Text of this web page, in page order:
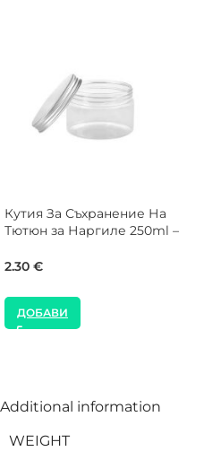
Кутия За Съхранение На
Тютюн за Наргиле 250ml –
2.30 €
ДОБАВИ
Additional information
WEIGHT